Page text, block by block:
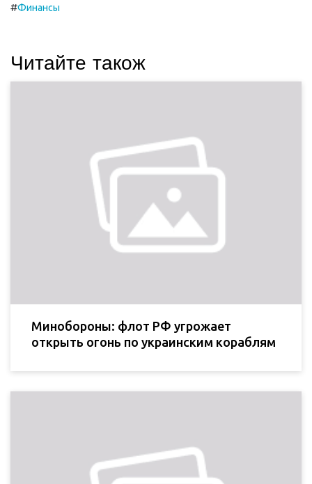
#Финансы
Читайте також
Минобороны: флот РФ угрожает
открыть огонь по украинским кораблям